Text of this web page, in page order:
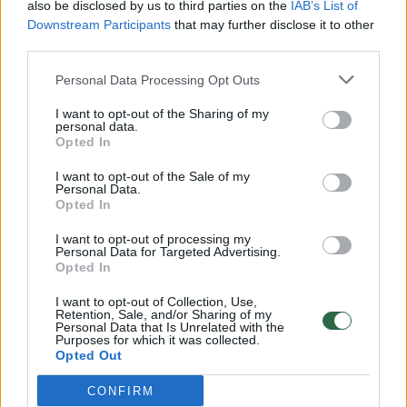
also be disclosed by us to third parties on the IAB’s List of
Downstream Participants that may further disclose it to other
Personal Data Processing Opt Outs
I want to opt-out of the Sharing of my
personal data.
Opted In
I want to opt-out of the Sale of my
Personal Data.
Opted In
I want to opt-out of processing my
Personal Data for Targeted Advertising.
Opted In
I want to opt-out of Collection, Use,
Retention, Sale, and/or Sharing of my
Personal Data that Is Unrelated with the
Purposes for which it was collected.
Opted Out
CONFIRM
Žinios | Lietuvos diena
Savaitės vidurys nusimato karštas: temperatūra kils iki
Žinios | Orai
00:00:59
Nufilmavo, kaip patvino Vilniaus Vakarinis aplinkkelis:
vaizdas pribloškia
Žinios | Lietuvos diena
V. Zalužno pasisakymą laiko bandymu įsitvirtinti
Ukrainos politikoje: jis yra neteisus
Laidos | Nauja diena